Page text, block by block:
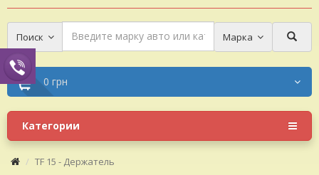
Поиск Марка
0 грн
Категории
TF 15 - Держатель